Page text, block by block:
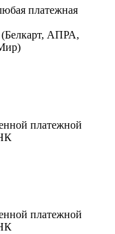
платежная
АПРА,
платежной
платежной